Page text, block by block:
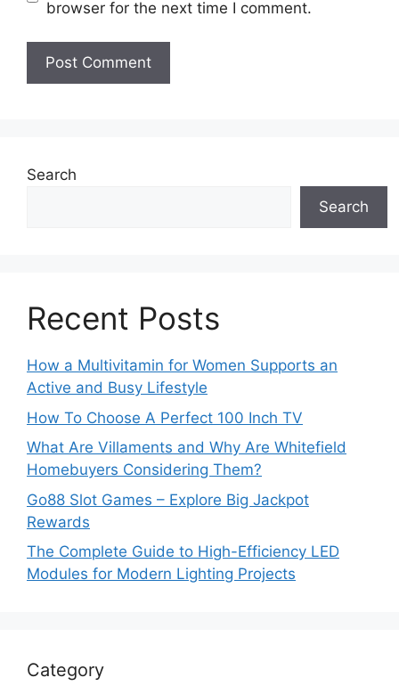
browser for the next time I comment.
Search
Search
Recent Posts
How a Multivitamin for Women Supports an
Active and Busy Lifestyle
How To Choose A Perfect 100 Inch TV
What Are Villaments and Why Are Whitefield
Homebuyers Considering Them?
Go88 Slot Games – Explore Big Jackpot
Rewards
The Complete Guide to High-Efficiency LED
Modules for Modern Lighting Projects
Category